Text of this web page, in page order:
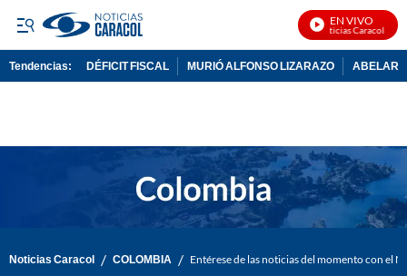
EN VIVO
Noticias Caracol En
Tendencias: DÉFICIT FISCAL MURIÓ ALFONSO LIZARAZO
Noticias Caracol / COLOMBIA / Entérese de las noticias del momento con el